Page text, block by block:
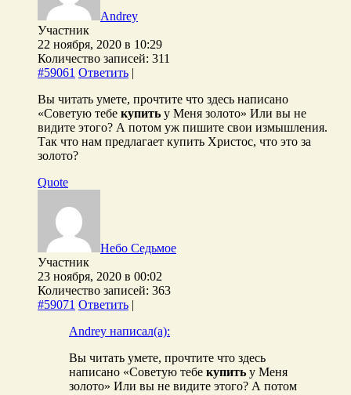
Andrey
Участник
22 ноября, 2020 в 10:29
Количество записей: 311
#59061 Ответить |
Вы читать умете, прочтите что здесь написано
«Советую тебе купить у Меня золото» Или вы не
видите этого? А потом уж пишите свои измышления.
Так что нам предлагает купить Христос, что это за
золото?
Quote
Небо Седьмое
Участник
23 ноября, 2020 в 00:02
Количество записей: 363
#59071 Ответить |
Andrey написал(а):
Вы читать умете, прочтите что здесь
написано «Советую тебе купить у Меня
золото» Или вы не видите этого? А потом